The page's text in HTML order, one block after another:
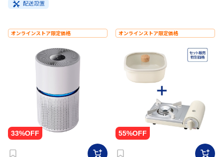
配送設置
オンラインストア限定価格 オンラインストア限定価格